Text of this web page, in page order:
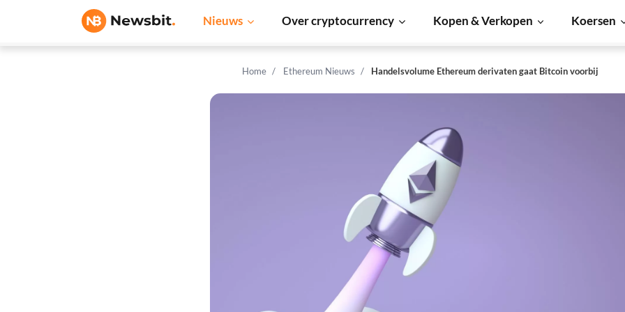
Nieuws Over cryptocurrency Kopen & Verkopen Koersen
Home Ethereum Nieuws Handelsvolume Ethereum derivaten gaat Bitcoin voorbij